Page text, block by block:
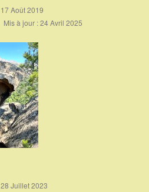
17 Août 2019
Mis à jour : 24 Avril 2025
28 Juillet 2023